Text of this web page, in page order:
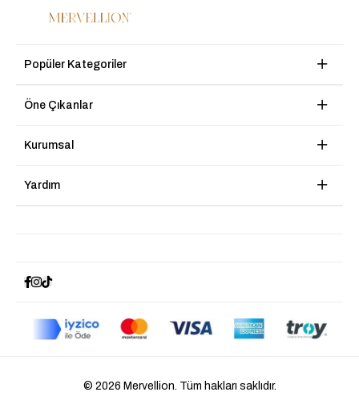
Popüler Kategoriler
Öne Çıkanlar
Kurumsal
Yardım
© 2026 Mervellion. Tüm hakları saklıdır.